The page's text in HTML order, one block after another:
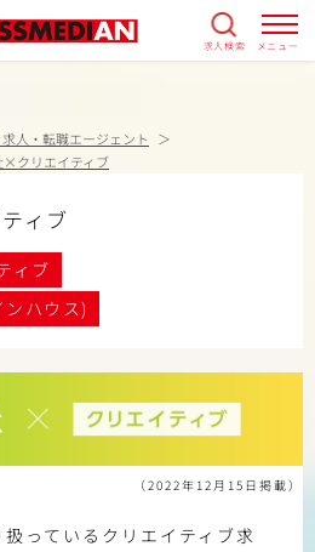
求人検索 メニュー
人・転職エージェント
×クリエイティブ
ィブ
ィブ
ンハウス)
（2022年12月15日掲載）
っているクリエイティブ求